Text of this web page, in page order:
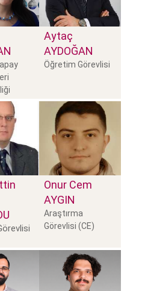
Aytaç
AYDOĞAN
Öğretim Görevlisi
Onur Cem
AYGIN
Araştırma
Görevlisi (CE)